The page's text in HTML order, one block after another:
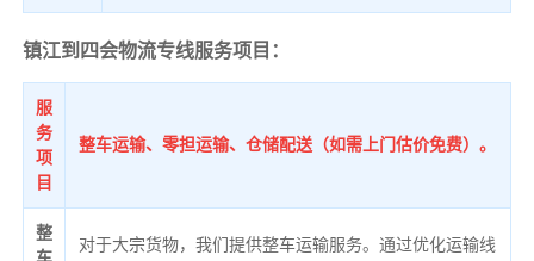
镇江到四会物流专线服务项目：
服
务
项
目
整车运输、零担运输、仓储配送（如需上门估价免费）。
整
对于大宗货物，我们提供整车运输服务。通过优化运输线